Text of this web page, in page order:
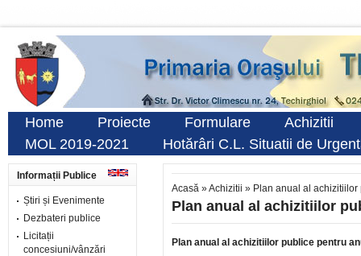
Home Proiecte Formulare
Achizitii
MOL 2019-2021
Hotărâri C.L. Situatii de
Informații Publice
Știri și Evenimente
Dezbateri publice
Licitații
concesiuni/vânzări
Acasă »Achizitii » Plan anual al achizitiilor
Plan anual al achizitiilor
Plan anual al achizitiilor publice pentru